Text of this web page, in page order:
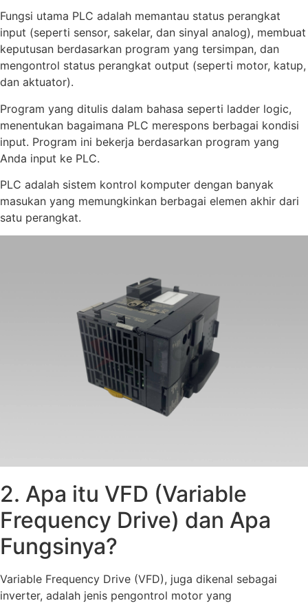
Fungsi utama PLC adalah memantau status perangkat
input (seperti sensor, sakelar, dan sinyal analog), membuat
keputusan berdasarkan program yang tersimpan, dan
mengontrol status perangkat output (seperti motor, katup,
dan aktuator).
Program yang ditulis dalam bahasa seperti ladder logic,
menentukan bagaimana PLC merespons berbagai kondisi
input. Program ini bekerja berdasarkan program yang
Anda input ke PLC.
PLC adalah sistem kontrol komputer dengan banyak
masukan yang memungkinkan berbagai elemen akhir dari
satu perangkat.
2. Apa itu VFD (Variable
Frequency Drive) dan Apa
Fungsinya?
Variable Frequency Drive (VFD), juga dikenal sebagai
inverter, adalah jenis pengontrol motor yang